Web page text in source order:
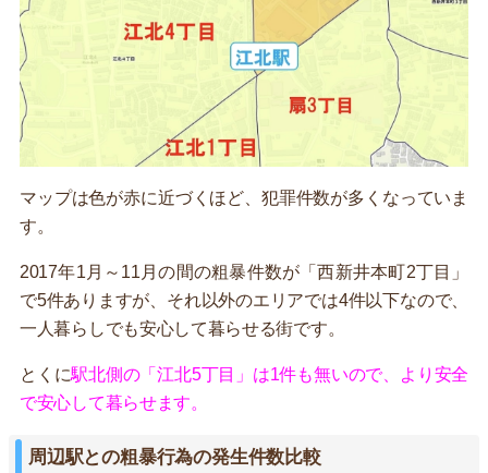
マップは色が赤に近づくほど、犯罪件数が多くなっていま
す。
2017年1月～11月の間の粗暴件数が「西新井本町2丁目」
で5件ありますが、それ以外のエリアでは4件以下なので、
一人暮らしでも安心して暮らせる街です。
とくに駅北側の「江北5丁目」は1件も無いので、より安全
で安心して暮らせます。
周辺駅との粗暴行為の発生件数比較